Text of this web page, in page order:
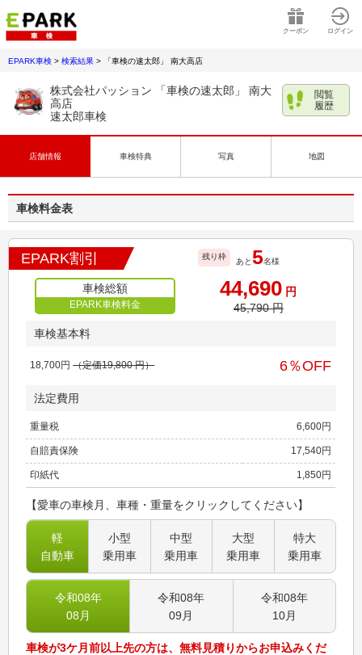
クーポン ログイン
EPARK車検 > 検索結果 > 「車検の速太郎」 南大高店
株式会社パッション 「車検の速太郎」 南大
高店
速太郎車検
閲覧
履歴
店舗情報 車検特典 写真 地図
車検料金表
EPARK割引 残り枠
あと5名様
車検総額
EPARK車検料金
44,690 円
45,790円
車検基本料
18,700円 （定価19,800円） 6％OFF
法定費用
重量税 6,600円
自賠責保険 17,540円
印紙代 1,850円
【愛車の車検月、車種・重量をクリックしてください】
軽
自動車
小型
乗用車
中型
乗用車
大型
乗用車
特大
乗用車
令和08年
08 月
令和08年
09 月
令和08年
10月
車検が3ケ月前以上先の方は、無料見積りからお申込みくだ